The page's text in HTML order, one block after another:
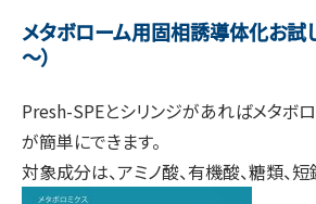
メタボローム用固相誘導体化お試
～）
Presh-SPEとシリンジがあればメタボ
が簡単にできます。
対象成分は、アミノ酸、有機酸、糖類、